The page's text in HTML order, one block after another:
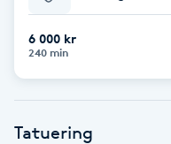
Babylights
Balayage
Bambumassage
6 000 kr
240 min
Tatuering